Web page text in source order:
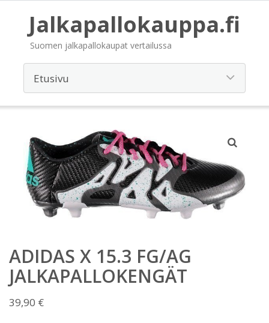
Jalkapallokauppa.fi
Suomen jalkapallokaupat vertailussa
ADIDAS X 15.3 FG/AG
JALKAPALLOKENGÄT
39,90 €